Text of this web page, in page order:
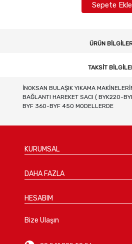
Sepete Ekle
ÜRÜN
TAKSIT
İNOKSAN BULAŞIK YIKAMA
BAĞLANTI HAREKET SACI ( BYK220-
BYF 360-BYF 450 MODELLERDE
KURUMSAL
DAHA FAZLA
HESABIM
Bize Ulaşın